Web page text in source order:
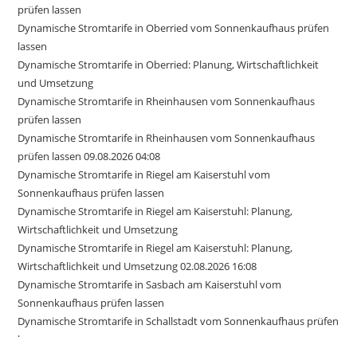
prüfen lassen
Dynamische Stromtarife in Oberried vom Sonnenkaufhaus prüfen
lassen
Dynamische Stromtarife in Oberried: Planung, Wirtschaftlichkeit
und Umsetzung
Dynamische Stromtarife in Rheinhausen vom Sonnenkaufhaus
prüfen lassen
Dynamische Stromtarife in Rheinhausen vom Sonnenkaufhaus
prüfen lassen 09.08.2026 04:08
Dynamische Stromtarife in Riegel am Kaiserstuhl vom
Sonnenkaufhaus prüfen lassen
Dynamische Stromtarife in Riegel am Kaiserstuhl: Planung,
Wirtschaftlichkeit und Umsetzung
Dynamische Stromtarife in Riegel am Kaiserstuhl: Planung,
Wirtschaftlichkeit und Umsetzung 02.08.2026 16:08
Dynamische Stromtarife in Sasbach am Kaiserstuhl vom
Sonnenkaufhaus prüfen lassen
Dynamische Stromtarife in Schallstadt vom Sonnenkaufhaus prüfen